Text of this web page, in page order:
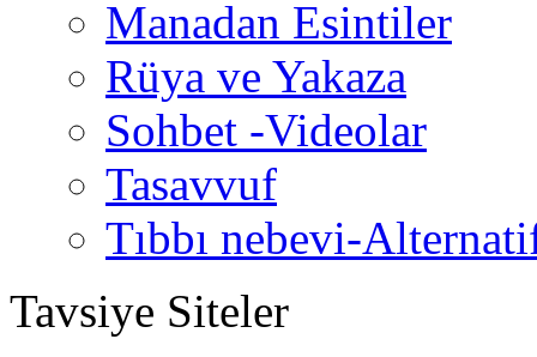
Manadan Esintiler
Rüya ve Yakaza
Sohbet -Videolar
Tasavvuf
Tıbbı nebevi-
Tavsiye Siteler